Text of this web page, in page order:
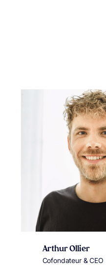
Arthur Ollier
Cofondateur & CEO